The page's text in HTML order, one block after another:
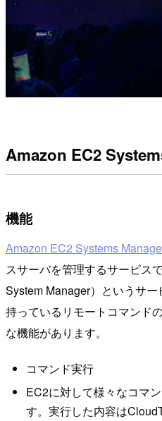
Amazon EC2
機能
Amazon EC2 Systems
スサーバを管理するサービス
System Manager）というサ
持っているリモートコマンド
な機能があります。
コマンド実行
EC2に対して様々なコマ
す。実行した内容は